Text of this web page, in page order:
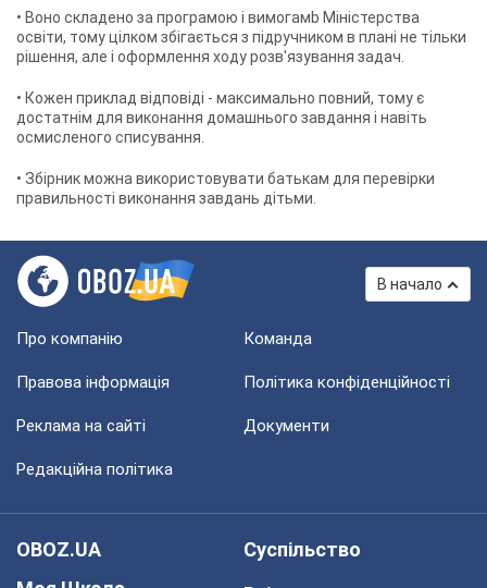
• Воно складено за програмою і вимогамb Міністерства
освіти, тому цілком збігається з підручником в плані не тільки
рішення, але і оформлення ходу розв'язування задач.
• Кожен приклад відповіді - максимально повний, тому є
достатнім для виконання домашнього завдання і навіть
осмисленого списування.
• Збірник можна використовувати батькам для перевірки
правильності виконання завдань дітьми.
В начало
Про компанію Команда
Правова інформація Політика конфіденційності
Реклама на сайті Документи
Редакційна політика
OBOZ.UA
Суспільство